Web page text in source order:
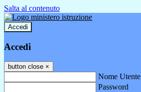
Salta al contenuto
Accedi
Accedi
button close ×
Nome Utente
Password